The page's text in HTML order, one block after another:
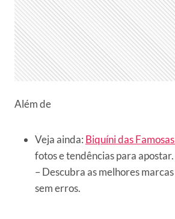
Além de
Veja ainda: Biquíni das
fotos e tendências para apostar.
– Descubra as melhores
sem erros.